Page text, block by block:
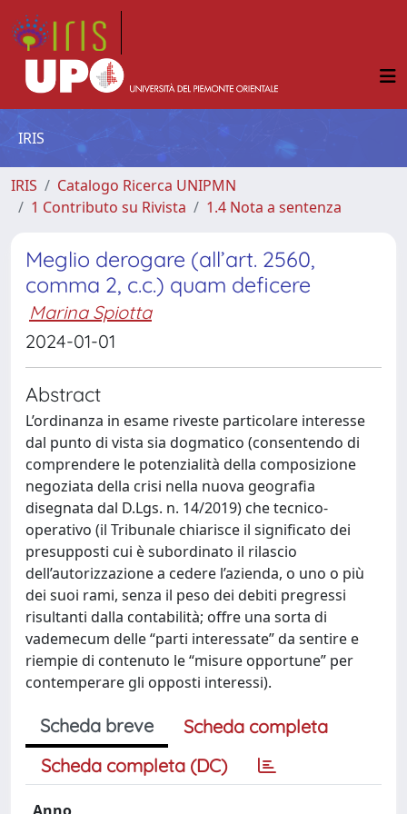
IRIS
IRIS
Catalogo Ricerca UNIPMN
1 Contributo su Rivista
1.4 Nota a sentenza
Meglio derogare (all’art. 2560,
comma 2, c.c.) quam deficere
Marina Spiotta
2024-01-01
Abstract
L’ordinanza in esame riveste particolare interesse
dal punto di vista sia dogmatico (consentendo di
comprendere le potenzialità della composizione
negoziata della crisi nella nuova geografia
disegnata dal D.Lgs. n. 14/2019) che tecnico-
operativo (il Tribunale chiarisce il significato dei
presupposti cui è subordinato il rilascio
dell’autorizzazione a cedere l’azienda, o uno o più
dei suoi rami, senza il peso dei debiti pregressi
risultanti dalla contabilità; offre una sorta di
vademecum delle “parti interessate” da sentire e
riempie di contenuto le “misure opportune” per
contemperare gli opposti interessi).
Scheda breve
Scheda completa
Scheda completa (DC)